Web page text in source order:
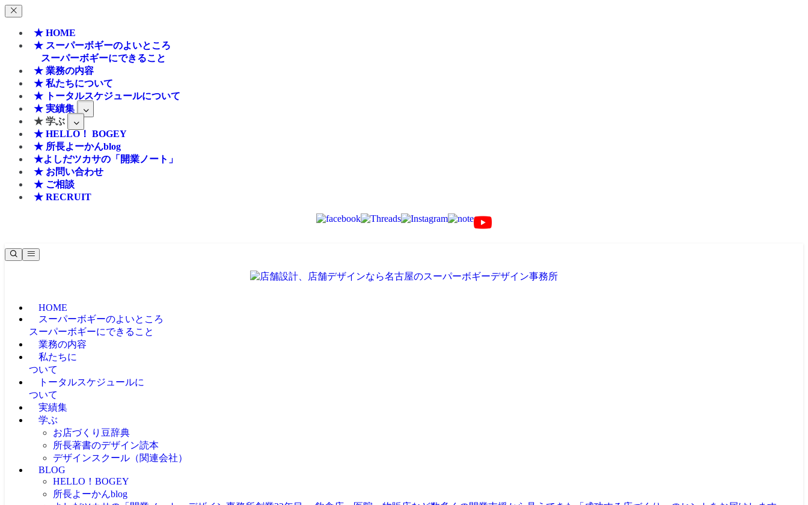
★ HOME
★ スーパーボギーのよいところ
スーパーボギーにできること
★ 業務の内容
★ 私たちについて
★ トータルスケジュールについて
★ 実績集
★ 学ぶ
★ HELLO！ BOGEY
★ 所長よーかんblog
★よしだツカサの「開業ノート」
★ お問い合わせ
★ ご相談
★ RECRUIT
HOME
スーパーボギーのよいところ
スーパーボギーにできること
業務の内容
私たちに
ついて
トータルスケジュールに
ついて
実績集
学ぶ
お店づくり豆辞典
所長著書のデザイン読本
デザインスクール（関連会社）
BLOG
HELLO！BOGEY
所長よーかんblog